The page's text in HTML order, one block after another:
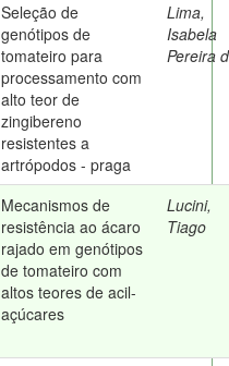
Seleção de
genótipos de
tomateiro para
processamento com
alto teor de
zingibereno
resistentes a
artrópodos - praga
Lima,
Isabela
Pereira
Mecanismos de
resistência ao ácaro
rajado em genótipos
de tomateiro com
altos teores de acil-
açúcares
Lucini,
Tiago